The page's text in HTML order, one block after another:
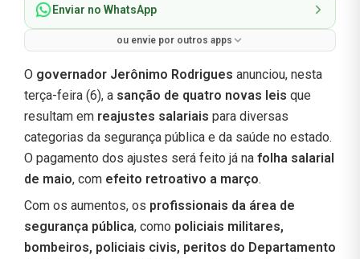
Enviar no WhatsApp
ou envie por outros apps
O governador Jerônimo Rodrigues anunciou, nesta
terça-feira (6), a sanção de quatro novas leis que
resultam em reajustes salariais para diversas
categorias da segurança pública e da saúde no estado.
O pagamento dos ajustes será feito já na folha salarial
de maio, com efeito retroativo a março.
Com os aumentos, os profissionais da área de
segurança pública, como policiais militares,
bombeiros, policiais civis, peritos do Departamento